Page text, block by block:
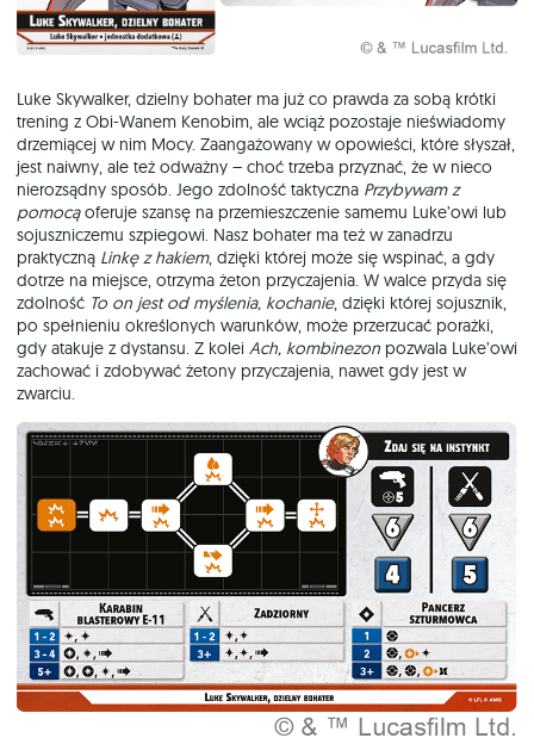
Luke Skywalker, dzielny bohater ma już co prawda za sobą krótki
trening z Obi-Wanem Kenobim, ale wciąż pozostaje nieświadomy
drzemiącej w nim Mocy. Zaangażowany w opowieści, które słyszał,
jest naiwny, ale też odważny – choć trzeba przyznać, że w nieco
nierozsądny sposób. Jego zdolność taktyczna Przybywam z
pomocąoferuje szansę na przemieszczenie samemu Luke’owi lub
sojuszniczemu szpiegowi. Nasz bohater ma też w zanadrzu
praktyczną Linkę z hakiem, dzięki której może się wspinać, a gdy
dotrze na miejsce, otrzyma żeton przyczajenia. W walce przyda się
zdolność To on jest od myślenia, kochanie, dzięki której sojusznik,
po spełnieniu określonych warunków, może przerzucać porażki,
gdy atakuje z dystansu. Z kolei Ach, kombinezon pozwala Luke’owi
zachować i zdobywać żetony przyczajenia, nawet gdy jest w
zwarciu.